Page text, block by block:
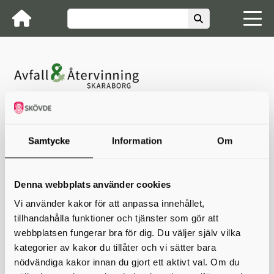
Samtycke Information Om
Denna webbplats använder cookies
Vi använder kakor för att anpassa innehållet,
tillhandahålla funktioner och tjänster som gör att
webbplatsen fungerar bra för dig. Du väljer själv vilka
kategorier av kakor du tillåter och vi sätter bara
nödvändiga kakor innan du gjort ett aktivt val. Om du
Ej betalbara fakturor i Kivra
utskriftsleverantör är fakturor skickade till Kivra under
perioden 28/4 till igår 5/5, inte betalbara.
Dessa fakturor får ni alltså lägga upp manuellt för betalning i
er internetbank. Felet ska vara åtgärdat till nästa
fakturakörning.
Skriv ut Senast uppdaterad : 2025-08-07